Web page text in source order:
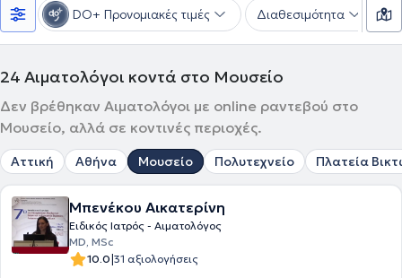
DO+ Προνομιακές τιμές Διαθεσιμότητα
24 Αιματολόγοι κοντά στο Μουσείο
Δεν βρέθηκαν Αιματολόγοι με online ραντεβού στο
Μουσείο, αλλά σε κοντινές περιοχές.
Αττική Αθήνα Μουσείο Πολυτεχνείο Πλατεία
Μπενέκου Αικατερίνη
Ειδικός Ιατρός - Αιματολόγος
MD, MSc
10.0|31 αξιολογήσεις